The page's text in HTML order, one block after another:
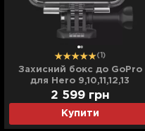
(1)
Захисний бокс до GoPro
для Hero 9,10,11,12,13
(ADDIV-001, ADDIV-001-VT)
Купити
2 599 грн